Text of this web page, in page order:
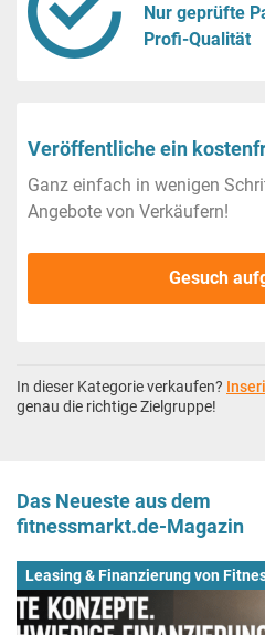
Nur geprüfte
Profi-Qualität
Veröffentliche ein
Ganz einfach in wenigen
Angebote von Verkäufern!
Gesuch
In dieser Kategorie verkaufen?
genau die richtige Zielgruppe!
Das Neueste aus dem
fitnessmarkt.de-Magazin
Leasing & Finanzierung von